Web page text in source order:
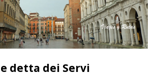
detta dei Servi